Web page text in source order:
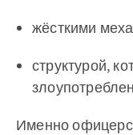
жёсткими
структурой,
Именно